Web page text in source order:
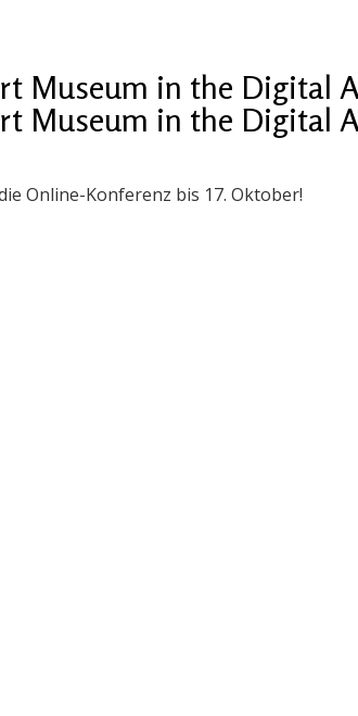
Museum in the Digital
Museum in the Digital
Online-Konferenz bis 17. Oktober!